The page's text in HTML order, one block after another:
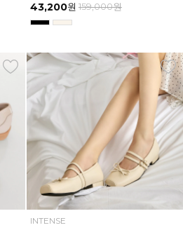
43,200원 159,000원
INTENSE